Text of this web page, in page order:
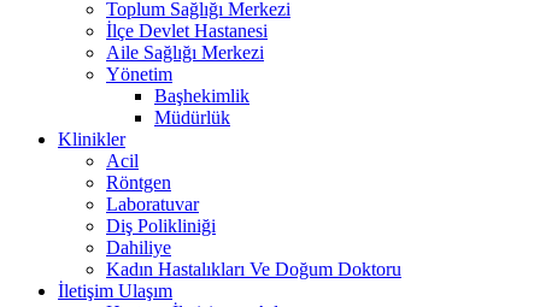
Toplum Sağlığı Merkezi
İlçe Devlet Hastanesi
Aile Sağlığı Merkezi
Yönetim
Başhekimlik
Müdürlük
Klinikler
Acil
Röntgen
Laboratuvar
Diş Polikliniği
Dahiliye
Kadın Hastalıkları Ve Doğum Doktoru
İletişim Ulaşım